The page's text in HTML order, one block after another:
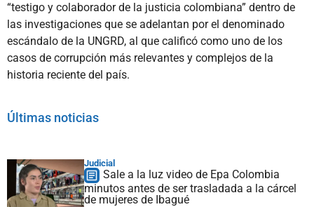
“testigo y colaborador de la justicia colombiana” dentro de
las investigaciones que se adelantan por el denominado
escándalo de la UNGRD, al que calificó como uno de los
casos de corrupción más relevantes y complejos de la
historia reciente del país.
Últimas noticias
Judicial
Sale a la luz video de Epa Colombia
minutos antes de ser trasladada a la cárcel
de mujeres de Ibagué